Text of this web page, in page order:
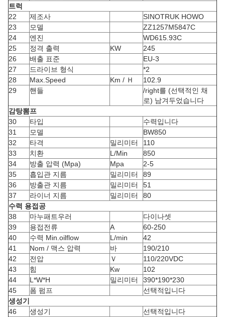
트럭
22
제조사
SINOTRUK HOWO
23
모델
ZZ1257M5847C
24
엔진
WD615.93C
25
정격 출력 KW
245
26
배출 표준
EU-3
27
드라이브 형식
*2
28
Max.Speed Km / Ｈ
102.9
29
핸들
/right를 (선택적인 채
로) 남겨두었습니다
감탕뽐프
30
타입
수력입니다
31
모델
BW850
32
타격 밀리미터
110
33
치환 L/Min
850
34
방출 압력 (Mpa) Mpa
2-5
35
흡입관 지름 밀리미터
89
36
방출관 지름 밀리미터
51
37
라이너 지름 밀리미터
80
수력 용접공
38
마누패트우러
다이나셋
39
용접전류 A
60-250
40
수력 Min.oilflow L/min
42
41
Nom / 맥스 압력 바
190/210
42
전압 Ｖ
110/220VDC
43
힘 Kw
102
44
L*W*H 밀리미터
390*190*230
45
폼 펌프
선택적입니다
생성기
46
생성기
선택적입니다